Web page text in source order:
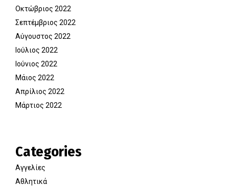
Οκτώβριος 2022
Σεπτέμβριος 2022
Αύγουστος 2022
Ιούλιος 2022
Ιούνιος 2022
Μάιος 2022
Απρίλιος 2022
Μάρτιος 2022
Categories
Αγγελίες
Αθλητικά